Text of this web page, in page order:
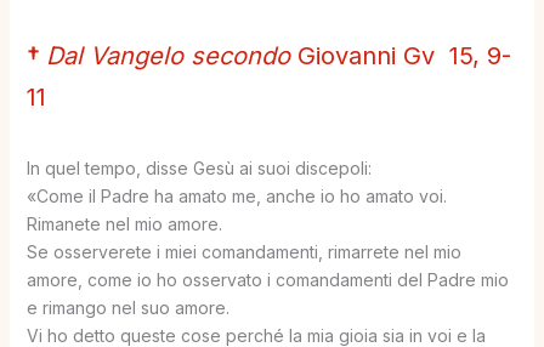
† Dal Vangelo secondo Giovanni Gv 15, 9-
11
In quel tempo, disse Gesù ai suoi discepoli:
«Come il Padre ha amato me, anche io ho amato voi.
Rimanete nel mio amore.
Se osserverete i miei comandamenti, rimarrete nel mio
amore, come io ho osservato i comandamenti del Padre mio
e rimango nel suo amore.
Vi ho detto queste cose perché la mia gioia sia in voi e la